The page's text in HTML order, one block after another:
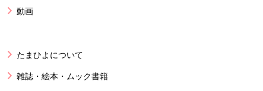
動画
たまひよについて
雑誌・絵本・ムック書籍